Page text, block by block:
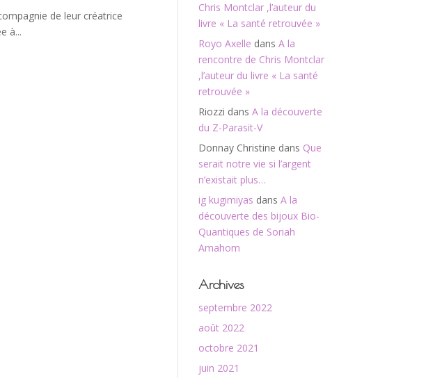
de leur créatrice
à...
Chris Montclar ,l’auteur du
livre « La santé retrouvée »
Royo Axelle dans A la
rencontre de Chris Montclar
,l’auteur du livre « La santé
retrouvée »
Riozzi dans A la découverte
du Z-Parasit-V
Donnay Christine dans Que
serait notre vie si l’argent
n’existait plus…
ig kugimiyas dans A la
découverte des bijoux Bio-
Quantiques de Soriah
Amahom
Archives
septembre 2022
août 2022
octobre 2021
juin 2021